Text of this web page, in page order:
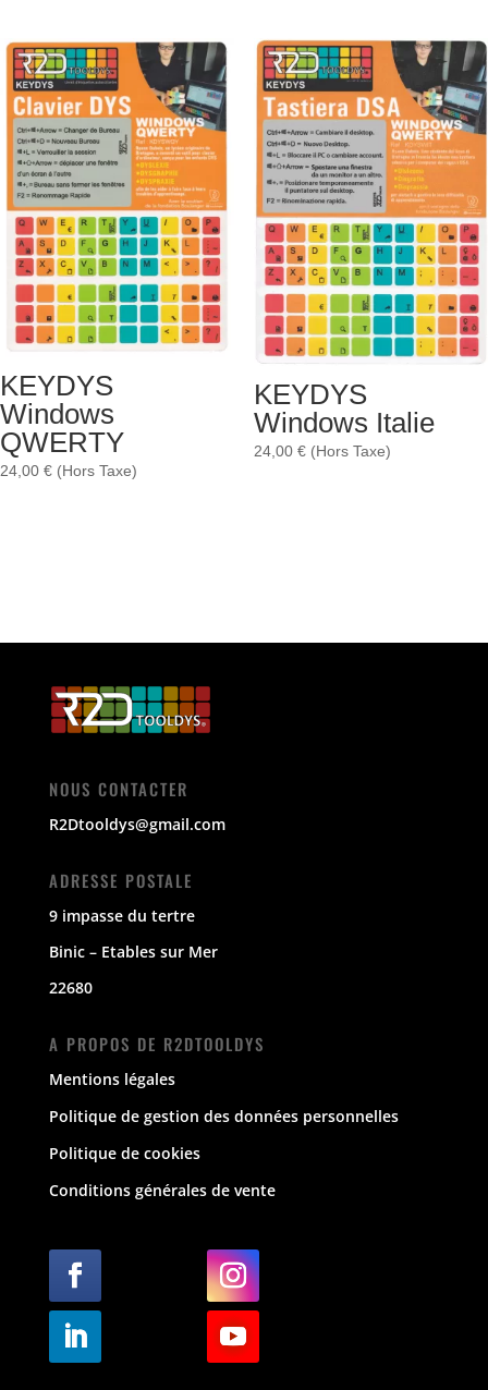
KEYDYS
Windows
QWERTY
24,00 € (Hors Taxe)
KEYDYS
Windows Italie
24,00 € (Hors Taxe)
NOUS CONTACTER
R2Dtooldys@gmail.com
ADRESSE POSTALE
9 impasse du tertre
Binic – Etables sur Mer
22680
A PROPOS DE R2DTOOLDYS
Mentions légales
Politique de gestion des données personnelles
Politique de cookies
Conditions générales de vente